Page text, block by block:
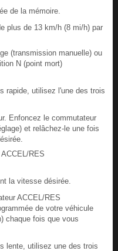
de la mémoire.
plus de 13 km/h (8 mi/h) par
(transmission manuelle) ou
N (point mort)
rapide, utilisez l'une des trois
Enfoncez le commutateur
et relâchez-le une fois
RES
la vitesse désirée.
ACCEL/RES
de votre véhicule
chaque fois que vous
lente, utilisez une des trois